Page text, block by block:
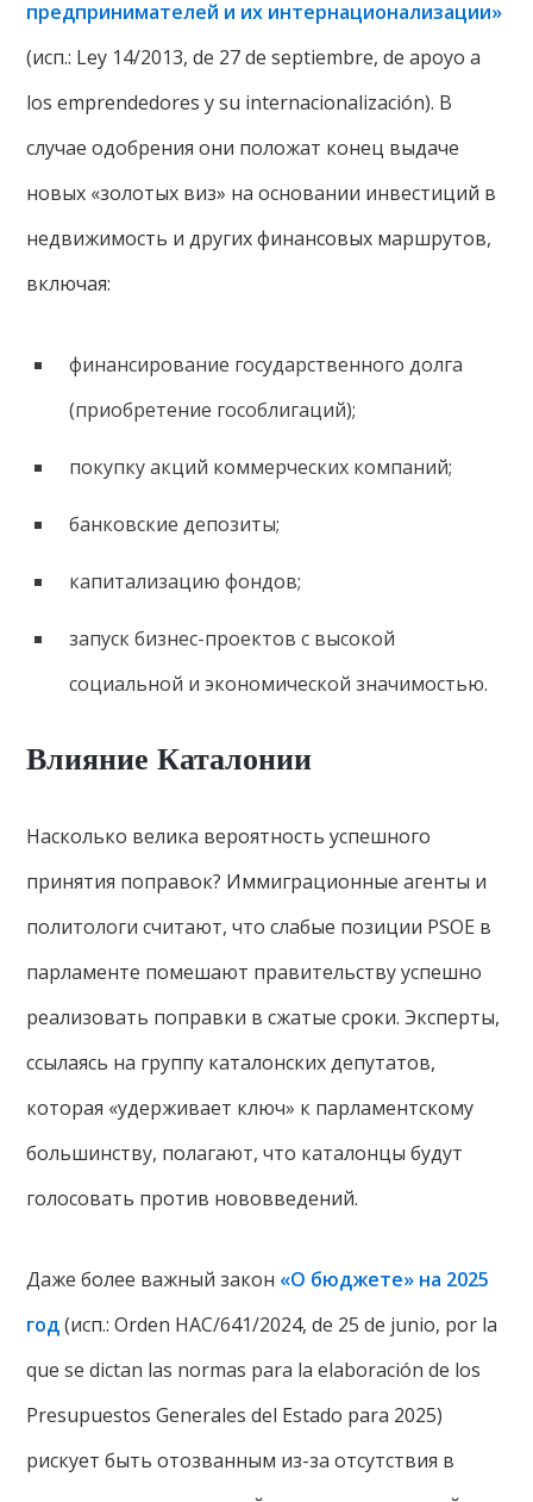
предпринимателей и их интернационализации»
(исп.: Ley 14/2013, de 27 de septiembre, de apoyo a
los emprendedores y su internacionalización). В
случае одобрения они положат конец выдаче
новых «золотых виз» на основании инвестиций в
недвижимость и других финансовых маршрутов,
включая:
финансирование государственного долга
(приобретение гособлигаций);
покупку акций коммерческих компаний;
банковские депозиты;
капитализацию фондов;
запуск бизнес-проектов с высокой
социальной и экономической значимостью.
Влияние Каталонии
Насколько велика вероятность успешного
принятия поправок? Иммиграционные агенты и
политологи считают, что слабые позиции PSOE в
парламенте помешают правительству успешно
реализовать поправки в сжатые сроки. Эксперты,
ссылаясь на группу каталонских депутатов,
которая «удерживает ключ» к парламентскому
большинству, полагают, что каталонцы будут
голосовать против нововведений.
Даже более важный закон «О бюджете» на 2025
год(исп.: Orden HAC/641/2024, de 25 de junio, por la
que se dictan las normas para la elaboración de los
Presupuestos Generales del Estado para 2025)
рискует быть отозванным из-за отсутствия в